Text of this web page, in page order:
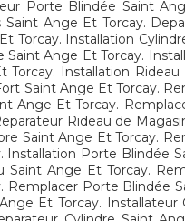
Porte Blindée Saint
Ange Et Torcay.
Torcay. Installation
Ange Et Torcay.
Installation Rideau
Saint Ange Et Torcay.
Ange Et Torcay.
Rideau de
Saint Ange Et Torcay.
Installation Porte Blindée
Saint Ange Et Torcay.
Remplacer Porte Blindée
Et Torcay. Installateur